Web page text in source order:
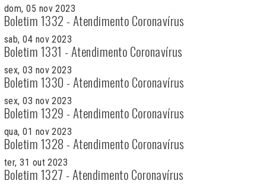
dom, 05 nov 2023
Boletim 1332 - Atendimento Coronavírus
sab, 04 nov 2023
Boletim 1331 - Atendimento Coronavírus
sex, 03 nov 2023
Boletim 1330 - Atendimento Coronavírus
sex, 03 nov 2023
Boletim 1329 - Atendimento Coronavírus
qua, 01 nov 2023
Boletim 1328 - Atendimento Coronavírus
ter, 31 out 2023
Boletim 1327 - Atendimento Coronavírus